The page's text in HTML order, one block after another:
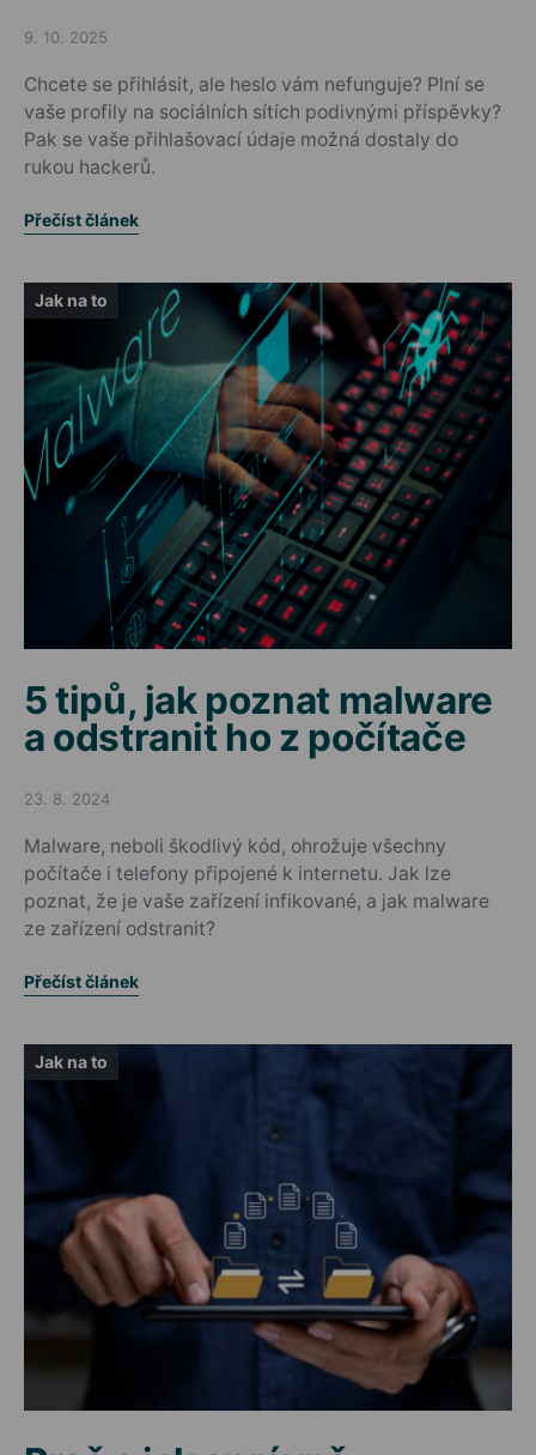
Posted on
9. 10. 2025
Chcete se přihlásit, ale heslo vám nefunguje? Plní se
vaše profily na sociálních sítích podivnými příspěvky?
Pak se vaše přihlašovací údaje možná dostaly do
rukou hackerů.
Přečíst článek
Jak na to
5 tipů, jak poznat malware
a odstranit ho z počítače
Posted on
23. 8. 2024
Malware, neboli škodlivý kód, ohrožuje všechny
počítače i telefony připojené k internetu. Jak lze
poznat, že je vaše zařízení infikované, a jak malware
ze zařízení odstranit?
Přečíst článek
Jak na to